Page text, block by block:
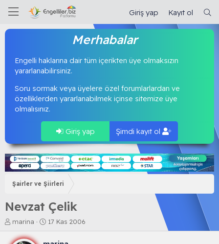
Giriş yap Kayıt ol
Merhabalar
Engelli haklarına dair tüm içerikten üye olmaksızın
yararlanabilirsiniz.
Soru sormak veya üyelere özel forumlarlardan ve
özelliklerden yararlanabilmek içinse sitemize üye
olmalısınız.
Giriş yap Şimdi kayıt ol
Şairler ve Şiirleri
Nevzat Çelik
K
o
n
marina
B
a
17 Kas 2006